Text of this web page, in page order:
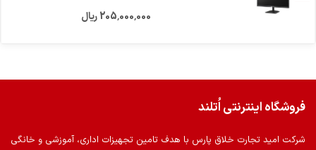
205٬000٬000 ریال
فروشگاه اینترنتی اُتلند
شرکت امید تجارت خلاق پارس با هدف تامین تجهیزات اداری، آموزشی و خانگی